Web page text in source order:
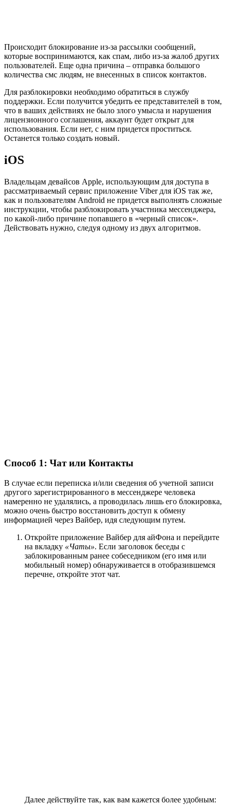
Происходит блокирование из-за рассылки сообщений,
которые воспринимаются, как спам, либо из-за жалоб других
пользователей. Еще одна причина – отправка большого
количества смс людям, не внесенных в список контактов.
Для разблокировки необходимо обратиться в службу
поддержки. Если получится убедить ее представителей в том,
что в ваших действиях не было злого умысла и нарушения
лицензионного соглашения, аккаунт будет открыт для
использования. Если нет, с ним придется проститься.
Останется только создать новый.
iOS
Владельцам девайсов Apple, использующим для доступа в
рассматриваемый сервис приложение Viber для iOS так же,
как и пользователям Android не придется выполнять сложные
инструкции, чтобы разблокировать участника мессенджера,
по какой-либо причине попавшего в «черный список».
Действовать нужно, следуя одному из двух алгоритмов.
Способ 1: Чат или Контакты
В случае если переписка и/или сведения об учетной записи
другого зарегистрированного в мессенджере человека
намеренно не удалялись, а проводилась лишь его блокировка,
можно очень быстро восстановить доступ к обмену
информацией через Вайбер, идя следующим путем.
Откройте приложение Вайбер для айФона и перейдите
на вкладку «Чаты». Если заголовок беседы с
заблокированным ранее собеседником (его имя или
мобильный номер) обнаруживается в отобразившемся
перечне, откройте этот чат.
Далее действуйте так, как вам кажется более удобным: